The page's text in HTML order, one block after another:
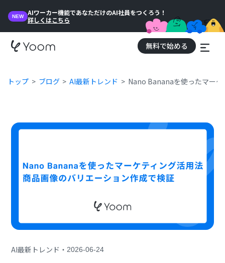
NEW
AIワーカー機能であなただけのAI社員をつくろう！
詳しくはこちら
無料で始める
トップ ブログ AI最新トレンド Nano Bananaを使ったマー
AI最新トレンド ・2026-06-24